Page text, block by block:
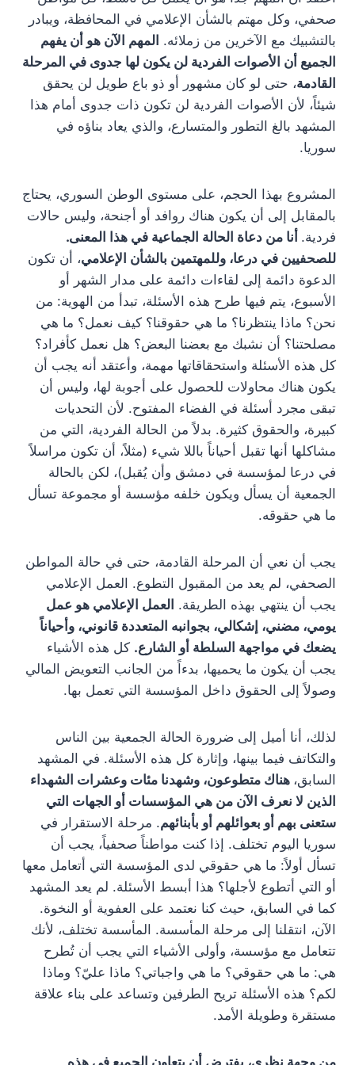
صحفي، وكل مهتم بالشأن الإعلامي في المحافظة، ويبادر
بالتشبيك مع الآخرين من زملائه. المهم الآن هو أن يفهم
الجميع أن الأصوات الفردية لن يكون لها جدوى في المرحلة
القادمة، حتى لو كان مشهور أو ذو باع طويل لن يحقق
شيئاً، لأن الأصوات الفردية لن تكون ذات جدوى أمام هذا
المشهد بالغ التطور والمتسارع، والذي يعاد بناؤه في
سوريا.
المشروع بهذا الحجم، على مستوى الوطن السوري، يحتاج
بالمقابل إلى أن يكون هناك روافد أو أجنحة، وليس حالات
فردية. أنا من دعاة الحالة الجماعية في هذا المعنى.
للصحفيين في درعا، وللمهتمين بالشأن الإعلامي، أن تكون
الدعوة دائمة إلى لقاءات دائمة على مدار الشهر أو
الأسبوع، يتم فيها طرح هذه الأسئلة، تبدأ من الهوية: من
نحن؟ ماذا ينتظرنا؟ ما هي حقوقنا؟ كيف نعمل؟ ما هي
مصلحتنا؟ أن نشبك مع بعضنا البعض؟ هل نعمل كأفراد؟
كل هذه الأسئلة واستحقاقاتها مهمة، وأعتقد أنه يجب أن
يكون هناك محاولات للحصول على أجوبة لها، وليس أن
تبقى مجرد أسئلة في الفضاء المفتوح. لأن التحديات
كبيرة، والحقوق كثيرة. بدلاً من الحالة الفردية، التي من
مشاكلها أنها تقبل أحياناً باللا شيء (مثلاً، أن تكون مراسلاً
في درعا لمؤسسة في دمشق وأن يُقبل)، لكن بالحالة
الجمعية أن يسأل ويكون خلفه مؤسسة أو مجموعة تسأل
ما هي حقوقه.
يجب أن نعي أن المرحلة القادمة، حتى في حالة المواطن
الصحفي، لم يعد من المقبول التطوع. العمل الإعلامي
يجب أن ينتهي بهذه الطريقة. العمل الإعلامي هو عمل
يومي، مضني، إشكالي، بجوانبه المتعددة قانوني، وأحياناً
يضعك في مواجهة السلطة أو الشارع. كل هذه الأشياء
يجب أن يكون ما يحميها، بدءاً من الجانب التعويض المالي
وصولاً إلى الحقوق داخل المؤسسة التي تعمل بها.
لذلك، أنا أميل إلى ضرورة الحالة الجمعية بين الناس
والتكاتف فيما بينها، وإثارة كل هذه الأسئلة. في المشهد
السابق، هناك متطوعون، وشهدنا مئات وعشرات الشهداء
الذين لا نعرف الآن من هي المؤسسات أو الجهات التي
ستعنى بهم أو بعوائلهم أو بأبنائهم. مرحلة الاستقرار في
سوريا اليوم تختلف. إذا كنت مواطناً صحفياً، يجب أن
تسأل أولاً: ما هي حقوقي لدى المؤسسة التي أتعامل معها
أو التي أتطوع لأجلها؟ هذا أبسط الأسئلة. لم يعد المشهد
كما في السابق، حيث كنا نعتمد على العفوية أو النخوة.
الآن، انتقلنا إلى مرحلة المأسسة. المأسسة تختلف، لأنك
تتعامل مع مؤسسة، وأولى الأشياء التي يجب أن تُطرح
هي: ما هي حقوقي؟ ما هي واجباتي؟ ماذا عليّ؟ وماذا
لكم؟ هذه الأسئلة تريح الطرفين وتساعد على بناء علاقة
مستقرة وطويلة الأمد.
من وجهة نظري، يفترض أن يتعاون الجميع في هذه